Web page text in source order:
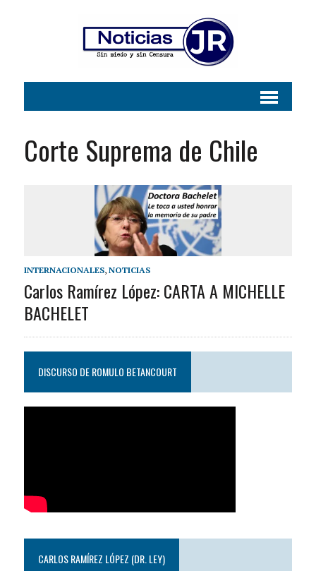
Corte Suprema de Chile
INTERNACIONALES, NOTICIAS
Carlos Ramírez López: CARTA A MICHELLE
BACHELET
DISCURSO DE ROMULO BETANCOURT
CARLOS RAMÍREZ LÓPEZ (DR. LEY)